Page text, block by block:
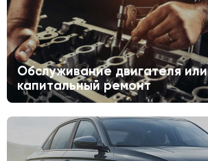
Обслуживание двигателя или
капитальный ремонт